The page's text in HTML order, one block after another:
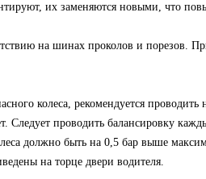
их заменяются новыми, что
на шинах проколов и порезов.
колеса, рекомендуется проводить
Следует проводить балансировку
должно быть на 0,5 бар выше
на торце двери водителя.